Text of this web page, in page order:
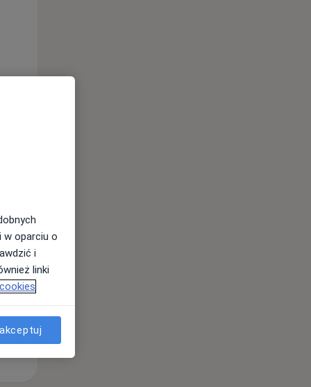
w oparciu o
i
linki